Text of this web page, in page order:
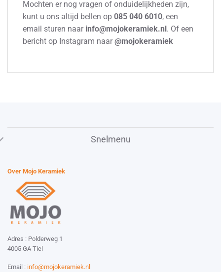
Mochten er nog vragen of onduidelijkheden zijn,
kunt u ons altijd bellen op 085 040 6010, een
email sturen naar info@mojokeramiek.nl. Of een
bericht op Instagram naar@mojokeramiek
Snelmenu
Over Mojo Keramiek
Adres : Polderweg 1
4005 GA Tiel
Email : info@mojokeramiek.nl